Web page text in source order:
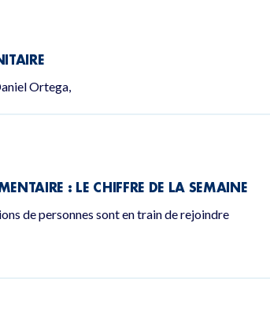
Ortega,
: LE CHIFFRE DE LA SEMAINE
de personnes sont en train de rejoindre